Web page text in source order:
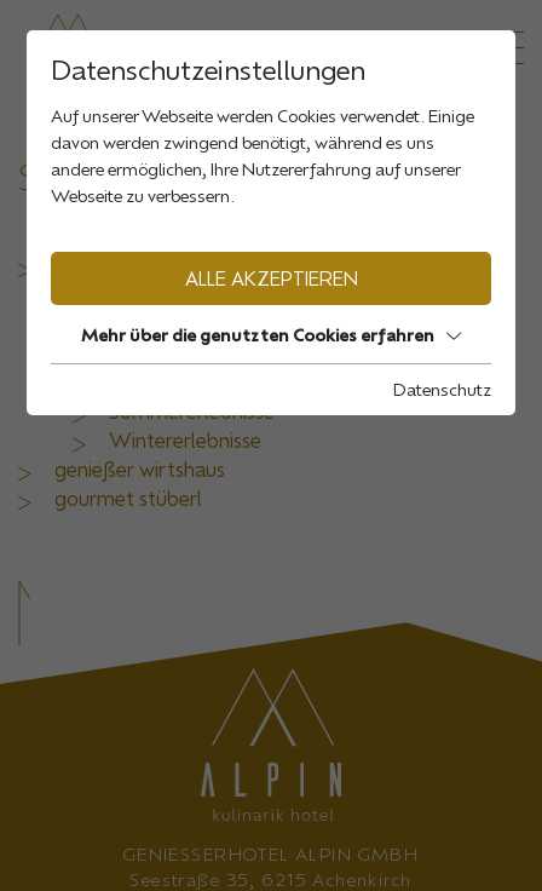
SITEMAP
Inklusivleistungen
Urlaubsangebote
Sommererlebnisse
Wintererlebnisse
genießer wirtshaus
gourmet stüberl
GENIESSERHOTEL ALPIN GMBH
Seestraße 35, 6215 Achenkirch
Datenschutzeinstellungen
Auf unserer Webseite werden Cookies verwendet. Einige
davon werden zwingend benötigt, während es uns
andere ermöglichen, Ihre Nutzererfahrung auf unserer
Webseite zu verbessern.
ALLE AKZEPTIEREN
Mehr über die genutzten Cookies erfahren
Datenschutz